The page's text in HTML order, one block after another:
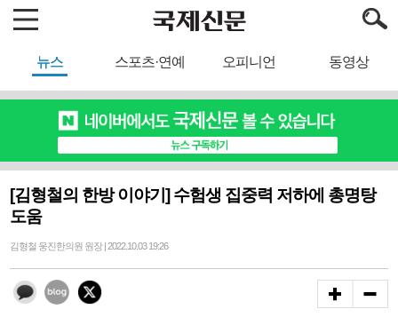
뉴스 스포츠·연예 오피니언 동영상
[김형철의 한방 이야기] 수험생 집중력 저하에 총명탕
도움
김형철 웅진한의원 원장 | 2022.10.03 19:26